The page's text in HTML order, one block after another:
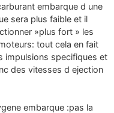
embarque d une
sera plus faible et il
»plus fort » les
tout cela en fait
impulsions specifiques et
des vitesses d ejection
embarque :pas la